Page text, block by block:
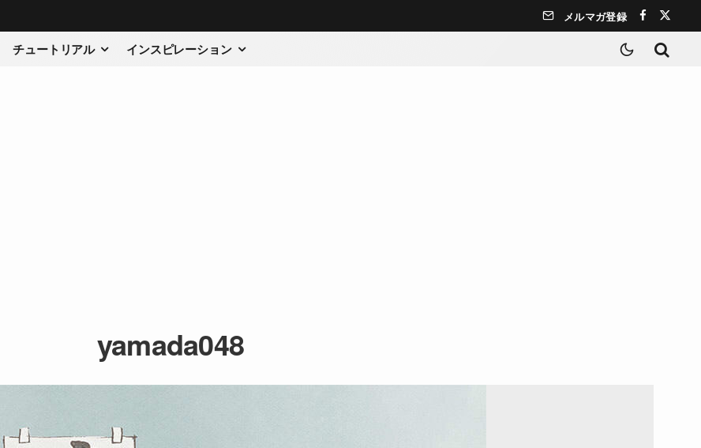
メルマガ登録
チュートリアル インスピレーション
yamada048